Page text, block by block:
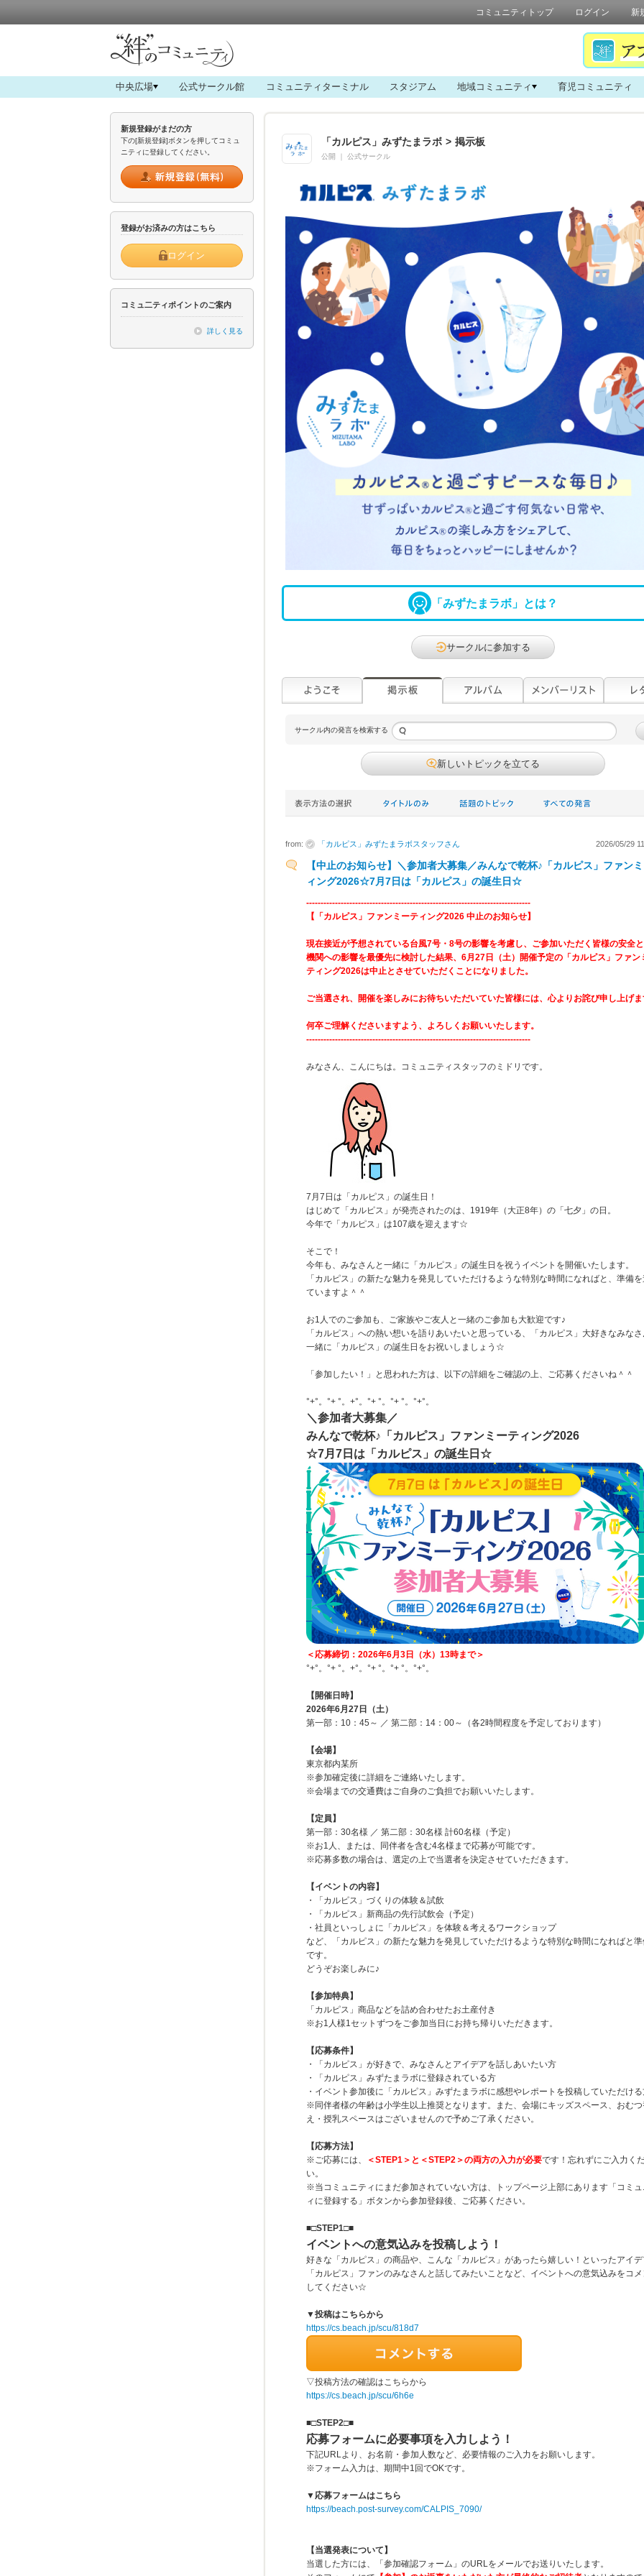
コミュニティトップ ログイン 新
中央広場 公式サークル館 コミュニティターミナル スタジアム 地域コミュニティ 育児コミュニティ
新規登録がまだの方
下の[新規登録]ボタンを押してコミュ
ニティに登録してください。
登録がお済みの方はこちら
ログイン
コミュ二ティポイントのご案内
詳しく見る
「カルピス」みずたまラボ > 掲示板
公開 公式サークル
「みずたまラボ」とは？
サークルに参加する
サークル内の発言を検索する
新しいトピックを立てる
from: 「カルピス」みずたまラボスタッフさん 2026/05/29
【中止のお知らせ】＼参加者大募集／みんなで乾杯♪「カルピス」ファン
ィング2026☆7月7日は「カルピス」の誕生日☆
------------------------------------------------------------------------------
【「カルピス」ファンミーティング2026 中止のお知らせ】
現在接近が予想されている台風7号・8号の影響を考慮し、ご参加いただく皆様の安全
機関への影響を最優先に検討した結果、6月27日（土）開催予定の「カルピス」ファン
ティング2026は中止とさせていただくことになりました。
ご当選され、開催を楽しみにお待ちいただいていた皆様には、心よりお詫び申し上げ
何卒ご理解くださいますよう、よろしくお願いいたします。
------------------------------------------------------------------------------
みなさん、こんにちは。コミュニティスタッフのミドリです。
7月7日は「カルピス」の誕生日！
はじめて「カルピス」が発売されたのは、1919年（大正8年）の「七夕」の日。
今年で「カルピス」は107歳を迎えます☆
そこで！
今年も、みなさんと一緒に「カルピス」の誕生日を祝うイベントを開催いたします。
「カルピス」の新たな魅力を発見していただけるような特別な時間になればと、準備
ていますよ＾＾
お1人でのご参加も、ご家族やご友人と一緒のご参加も大歓迎です♪
「カルピス」への熱い想いを語りあいたいと思っている、「カルピス」大好きなみな
一緒に「カルピス」の誕生日をお祝いしましょう☆
「参加したい！」と思われた方は、以下の詳細をご確認の上、ご応募くださいね＾＾
°+°。°+ °。+°。°+ °。°+ °。°+°。
＼参加者大募集／
みんなで乾杯♪「カルピス」ファンミーティング2026
☆7月7日は「カルピス」の誕生日☆
＜応募締切：2026年6月3日（水）13時まで＞
°+°。°+ °。+°。°+ °。°+ °。°+°。
【開催日時】
2026年6月27日（土）
第一部：10：45～ ／ 第二部：14：00～（各2時間程度を予定しております）
【会場】
東京都内某所
※参加確定後に詳細をご連絡いたします。
※会場までの交通費はご自身のご負担でお願いいたします。
【定員】
第一部：30名様 ／ 第二部：30名様 計60名様（予定）
※お1人、または、同伴者を含む4名様まで応募が可能です。
※応募多数の場合は、選定の上で当選者を決定させていただきます。
【イベントの内容】
・「カルピス」づくりの体験＆試飲
・「カルピス」新商品の先行試飲会（予定）
・社員といっしょに「カルピス」を体験＆考えるワークショップ
など、「カルピス」の新たな魅力を発見していただけるような特別な時間になればと
です。
どうぞお楽しみに♪
【参加特典】
「カルピス」商品などを詰め合わせたお土産付き
※お1人様1セットずつをご参加当日にお持ち帰りいただきます。
【応募条件】
・「カルピス」が好きで、みなさんとアイデアを話しあいたい方
・「カルピス」みずたまラボに登録されている方
・イベント参加後に「カルピス」みずたまラボに感想やレポートを投稿していただけ
※同伴者様の年齢は小学生以上推奨となります。また、会場にキッズスペース、おむつ
え・授乳スペースはございませんので予めご了承ください。
【応募方法】
※ご応募には、
＜STEP1＞と＜STEP2＞の両方の入力が必要です！忘れずにご入力く
い。
※当コミュニティにまだ参加されていない方は、トップページ上部にあります「コミ
ィに登録する」ボタンから参加登録後、ご応募ください。
■□STEP1□■
イベントへの意気込みを投稿しよう！
好きな「カルピス」の商品や、こんな「カルピス」があったら嬉しい！といったアイ
「カルピス」ファンのみなさんと話してみたいことなど、イベントへの意気込みをコ
してください☆
▼投稿はこちらから
https://cs.beach.jp/scu/818d7
▽投稿方法の確認はこちらから
https://cs.beach.jp/scu/6h6e
■□STEP2□■
応募フォームに必要事項を入力しよう！
下記URLより、お名前・参加人数など、必要情報のご入力をお願いします。
※フォーム入力は、期間中1回でOKです。
▼応募フォームはこちら
https://beach.post-survey.com/CALPIS_7090/
【当選発表について】
当選した方には、「参加確認フォーム」のURLをメールでお送りいたします。